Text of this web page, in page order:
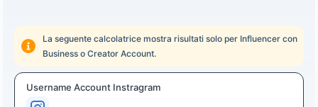
La seguente calcolatrice mostra risultati solo per Influencer con
Business o Creator Account.
Username Account Instragram